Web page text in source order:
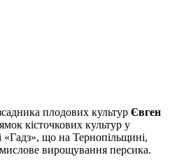
плодових культур Євген
кісточкових культур у
«Гадз», що на Тернопільщині,
вирощування персика.